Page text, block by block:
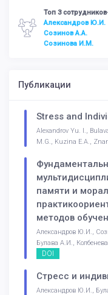
Топ 3
Александров Ю.И.
Созинов А.А.
Созинова И.М.
Публикации
Stress and
Alexandrov Yu. I.,
M.G., Kuzina E.A.,
памяти и
методов
Александров Ю.И.,
Булава А.И.,
DOI
Стресс и
Александров Ю.И.,